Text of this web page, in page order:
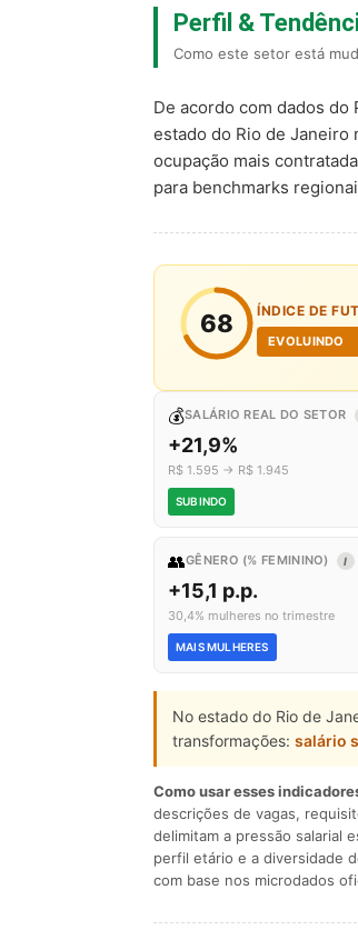
Perfil &
Como este setor está
De acordo com dados do
estado do Rio de Janeiro
ocupação mais
para benchmarks
68 ÍNDICE DE
EVOLUINDO
💰SALÁRIO REAL DO SETOR
+21,9%
R$ 1.595 → R$ 1.945
SUBINDO
👥GÊNERO (% FEMININO) I
+15,1 p.p.
30,4% mulheres no trimestre
MAIS MULHERES
No estado do Rio de
transformações: salário
Como usar esses
descrições de vagas,
delimitam a pressão salarial
perfil etário e a diversidade
com base nos microdados